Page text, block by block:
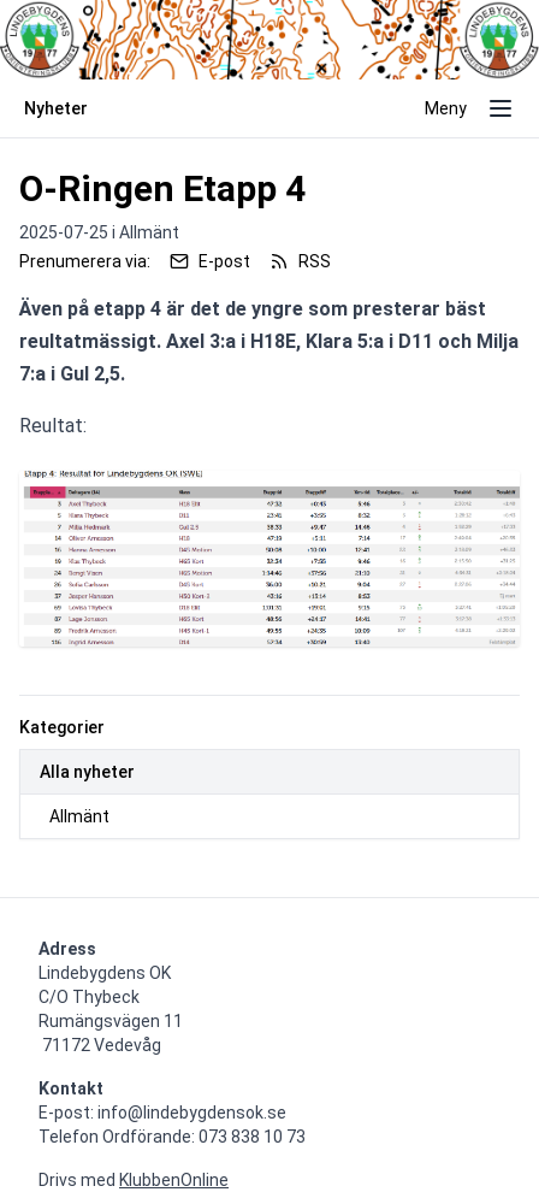
Nyheter Meny
Kategorier
Alla nyheter
Allmänt
O-Ringen Etapp 4
2025-07-25 i Allmänt
Prenumerera via:
E-post RSS
Även på etapp 4 är det de yngre som presterar bäst
reultatmässigt. Axel 3:a i H18E, Klara 5:a i D11 och Milja
7:a i Gul 2,5.
Reultat:
Adress
Lindebygdens OK
C/O Thybeck
Rumängsvägen 11
71172 Vedevåg
Kontakt
E-post: info@lindebygdensok.se
Telefon Ordförande: 073 838 10 73
Drivs med KlubbenOnline